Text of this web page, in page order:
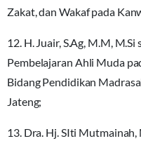
Zakat, dan Wakaf pada
12. H. Juair, S.Ag, M.M,
Pembelajaran Ahli Muda
Bidang Pendidikan
Jateng;
13. Dra. Hj. SIti